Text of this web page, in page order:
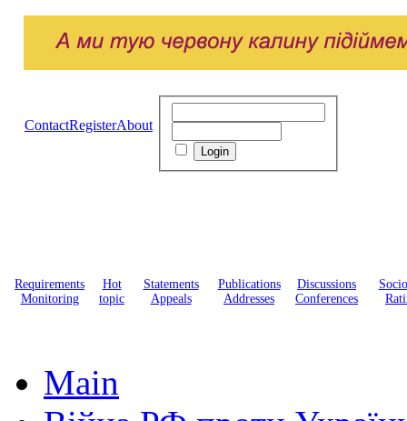
ContactRegisterAbout
Requirements
Monitoring
Hot
topic
Statements
Appeals
Publications
Addresses
Discussions
Conferences
Main